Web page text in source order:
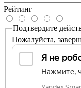
Рейтинг
Подтвердите
Пожалуйста,